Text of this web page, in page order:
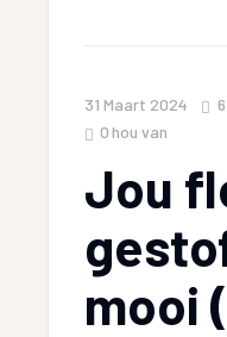
31 Maart 2024
0 hou van
Jou
mooi